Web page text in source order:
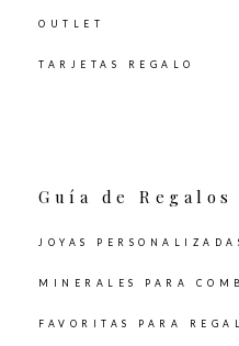
OUTLET
TARJETAS REGALO
Guía de Regalos
JOYAS
MINERALES PARA
FAVORITAS PARA